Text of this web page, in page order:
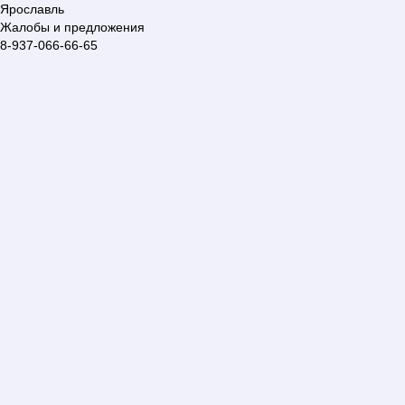
Ярославль
Жалобы и предложения
8-937-066-66-65